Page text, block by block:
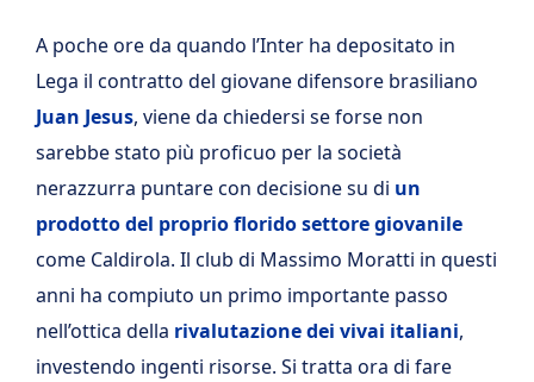
A poche ore da quando l’Inter ha depositato in
Lega il contratto del giovane difensore brasiliano
Juan Jesus, viene da chiedersi se forse non
sarebbe stato più proficuo per la società
nerazzurra puntare con decisione su di un
prodotto del proprio florido settore giovanile
come Caldirola. Il club di Massimo Moratti in questi
anni ha compiuto un primo importante passo
nell’ottica della rivalutazione dei vivai italiani,
investendo ingenti risorse. Si tratta ora di fare